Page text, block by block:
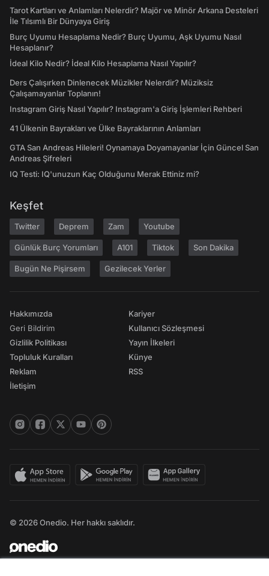
Tarot Kartları ve Anlamları Nelerdir? Majör ve Minör Arkana Desteleri
İle Tılsımlı Bir Dünyaya Giriş
Burç Uyumu Hesaplama Nedir? Burç Uyumu, Aşk Uyumu Nasıl
Hesaplanır?
İdeal Kilo Nedir? İdeal Kilo Hesaplama Nasıl Yapılır?
Ders Çalışırken Dinlenecek Müzikler Nelerdir? Müziksiz
Çalışamayanlar Toplanın!
Instagram Giriş Nasıl Yapılır? Instagram'a Giriş İşlemleri Rehberi
41 Ülkenin Bayrakları ve Ülke Bayraklarının Anlamları
GTA San Andreas Hileleri! Oynamaya Doyamayanlar İçin Güncel San
Andreas Şifreleri
IQ Testi: IQ'unuzun Kaç Olduğunu Merak Ettiniz mi?
Keşfet
Twitter Deprem Zam Youtube
Günlük Burç Yorumları A101 Tiktok Son Dakika
Bugün Ne Pişirsem Gezilecek Yerler
Hakkımızda
Geri Bildirim
Gizlilik Politikası
Topluluk Kuralları
Reklam
İletişim
Kariyer
Kullanıcı Sözleşmesi
Yayın İlkeleri
Künye
RSS
© 2026 Onedio. Her hakkı saklıdır.